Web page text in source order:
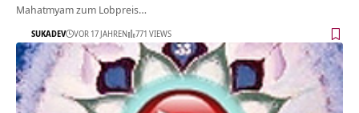
Mahatmyam zum Lobpreis…
SUKADEV VOR 17 JAHREN 771 VIEWS